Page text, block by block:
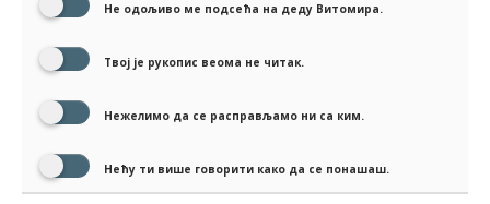
Не одољиво ме подсећа на деду Витомира.
Твој је рукопис веома не читак.
Нежелимо да се расправљамо ни са ким.
Нећу ти више говорити како да се понашаш.